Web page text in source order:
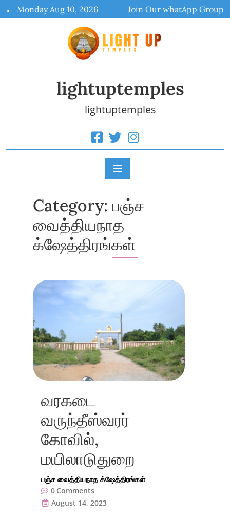
to
Monday Aug 10, 2026 Join Our whatApp Group
lightuptemples
lightuptemples
Category: பஞ்ச
வைத்தியநாத
க்ஷேத்திரங்கள்
வரகடை
வருந்தீஸ்வரர்
கோவில்,
மயிலாடுதுறை
பஞ்ச வைத்தியநாத க்ஷேத்திரங்கள்
0 Comments
August 14, 2023